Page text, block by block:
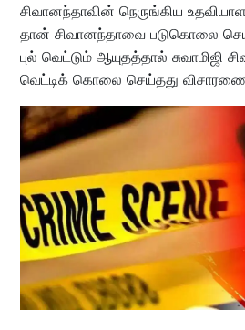
சிவானந்தாவின் நெருங்கிய
தான் சிவானந்தாவை படுகொலை
புல் வெட்டும் ஆயுதத்தால் சுவாமிஜி
வெட்டிக் கொலை செய்தது